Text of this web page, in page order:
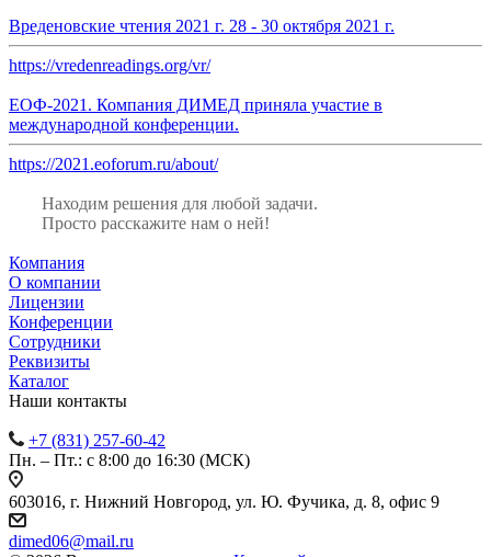
Вреденовские чтения 2021 г. 28 - 30 октября 2021 г.
https://vredenreadings.org/vr/
ЕОФ-2021. Компания ДИМЕД приняла участие в
международной конференции.
https://2021.eoforum.ru/about/
Находим решения для любой задачи.
Просто расскажите нам о ней!
Компания
О компании
Лицензии
Конференции
Сотрудники
Реквизиты
Каталог
Наши контакты
+7 (831) 257-60-42
Пн. – Пт.: с 8:00 до 16:30 (МСК)
603016, г. Нижний Новгород, ул. Ю. Фучика, д. 8, офис 9
dimed06@mail.ru